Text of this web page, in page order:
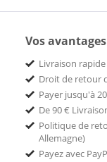
Vos
Livraison rapide
Droit de retour
Payer jusqu'à
De 90 €
Politique de
Allemagne)
Payez avec